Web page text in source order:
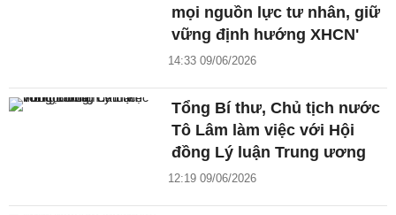
mọi nguồn lực tư nhân, giữ
vững định hướng XHCN'
14:33 09/06/2026
Tổng Bí thư, Chủ tịch nước
Tô Lâm làm việc với Hội
đồng Lý luận Trung ương
12:19 09/06/2026